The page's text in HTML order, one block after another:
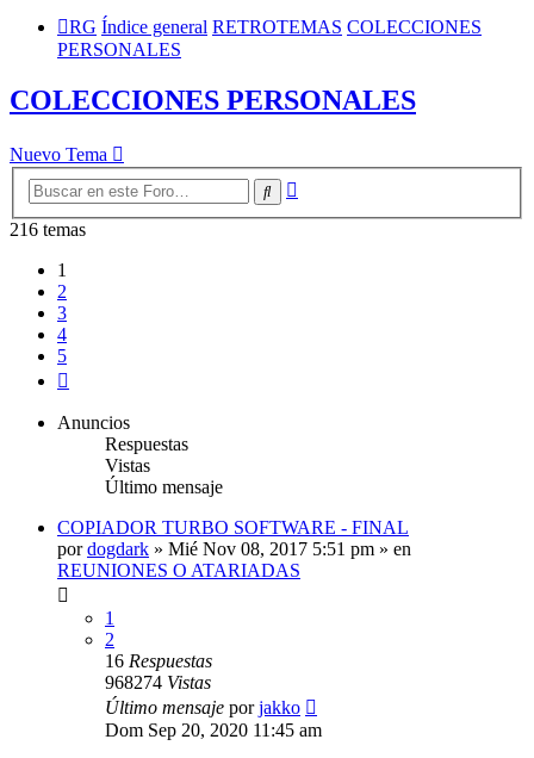
RG Índice general RETROTEMAS COLECCIONES
PERSONALES
COLECCIONES PERSONALES
Nuevo Tema
Buscar
216 temas
1
2
3
4
5
Anuncios
Respuestas
Vistas
Último mensaje
COPIADOR TURBO SOFTWARE - FINAL
pordogdark » Mié Nov 08, 2017 5:51 pm » en
REUNIONES O ATARIADAS
1
2
16 Respuestas
968274 Vistas
Último mensaje porjakko
Dom Sep 20, 2020 11:45 am